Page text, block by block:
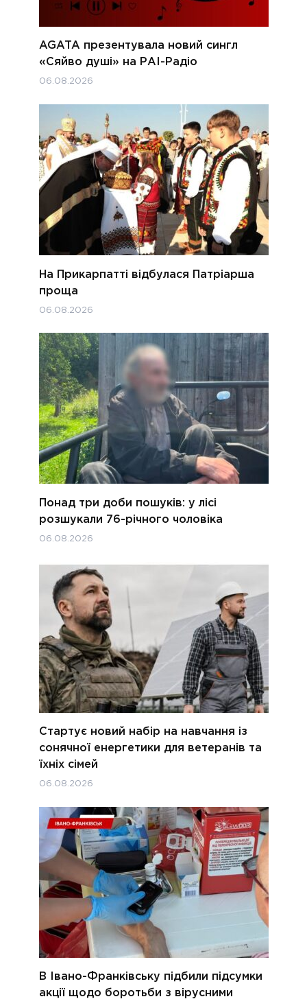
AGATA презентувала новий сингл
«Сяйво душі» на РАІ-Радіо
06.08.2026
На Прикарпатті відбулася Патріарша
проща
06.08.2026
Понад три доби пошуків: у лісі
розшукали 76-річного чоловіка
06.08.2026
Стартує новий набір на навчання із
сонячної енергетики для ветеранів та
їхніх сімей
06.08.2026
В Івано-Франківську підбили підсумки
акції щодо боротьби з вірусними